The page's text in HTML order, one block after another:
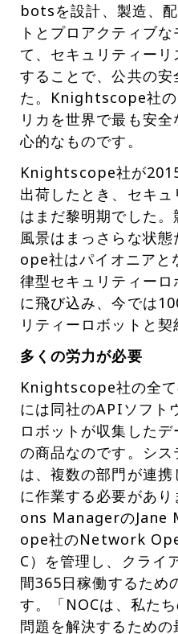
botsを設計、製造、
トとプロアクティブ
て、セキュリティー
することで、公共の安
た。Knightscope社の
リカを世界で最も安
心的なものです。
Knightscope社が
出荷したとき、セキ
はまだ黎明期でした
風景はまっさらな状
ope社はパイオニアと
律型セキュリティー
に飛び込み、今では
リティーロボットと契
多くの労力が必要
Knightscope社の全
には同社のAPIソフト
ロボットが収集した
の商品なのです。シ
は、複数の部門が連
に作業する必要があ
ons ManagerのJane
ope社のNetwork
C）を管理し、クライ
間365日稼働するため
す。「NOCは、私た
問題を解決するため